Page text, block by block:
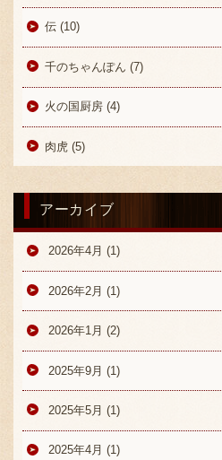
伝 (10)
千のちゃんぽん (7)
火の国厨房 (4)
肉虎 (5)
アーカイブ
2026年4月 (1)
2026年2月 (1)
2026年1月 (2)
2025年9月 (1)
2025年5月 (1)
2025年4月 (1)